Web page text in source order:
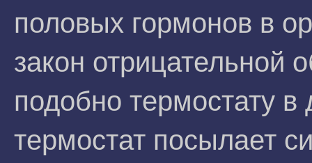
половых гормонов в
закон отрицательной
подобно термостату
термостат посылает